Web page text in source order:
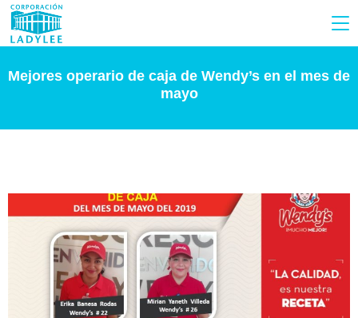
Mejores operario de caja de Wendy’s en el mes de
mayo